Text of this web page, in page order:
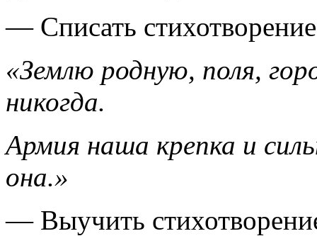
— Списать
«Землю родную, поля,
никогда.
Армия наша крепка и
она.»
— Выучить